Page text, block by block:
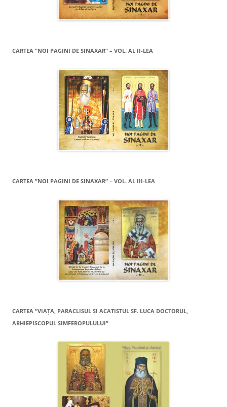
CARTEA ”NOI PAGINI DE SINAXAR” – VOL. AL II-LEA
CARTEA ”NOI PAGINI DE SINAXAR” – VOL. AL III-LEA
CARTEA “VIAŢA, PARACLISUL ŞI ACATISTUL SF. LUCA DOCTORUL,
ARHIEPISCOPUL SIMFEROPULULUI”